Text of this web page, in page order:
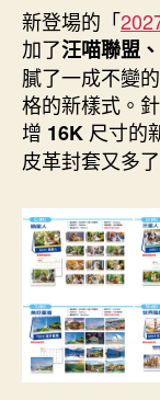
者
新登場的「
加了汪喵聯盟
膩了一成不變
格的新樣式。
增 16K 尺寸的
皮革封套又多